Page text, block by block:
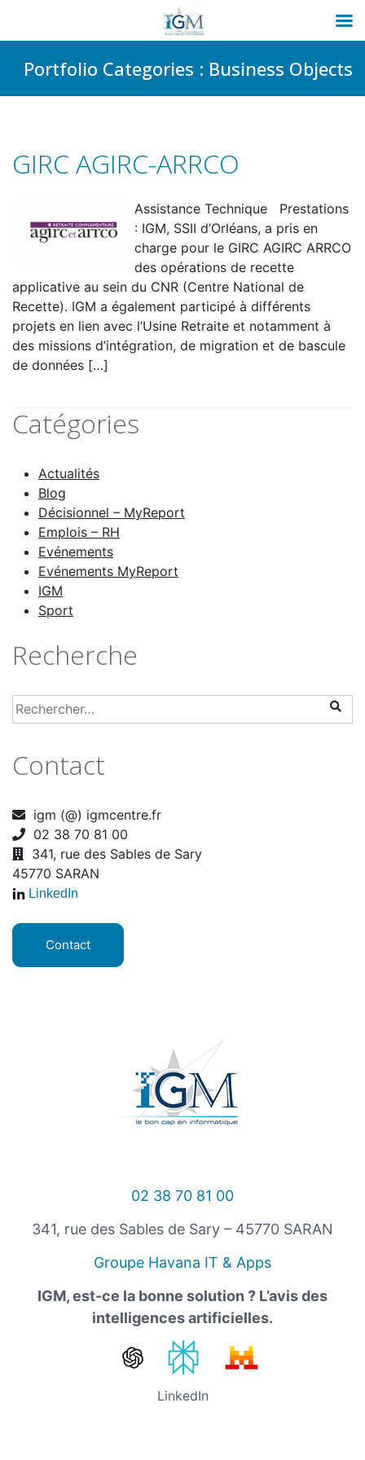
Portfolio Categories : Business Objects
GIRC AGIRC-ARRCO
Assistance Technique Prestations
: IGM, SSII d’Orléans, a pris en
charge pour le GIRC AGIRC ARRCO
des opérations de recette
applicative au sein du CNR (Centre National de
Recette). IGM a également participé à différents
projets en lien avec l’Usine Retraite et notamment à
des missions d’intégration, de migration et de bascule
de données […]
Catégories
Actualités
Blog
Décisionnel – MyReport
Emplois – RH
Evénements
Evénements MyReport
IGM
Sport
Recherche
Contact
igm (@) igmcentre.fr
02 38 70 81 00
341, rue des Sables de Sary
45770 SARAN
LinkedIn
Contact
02 38 70 81 00
341, rue des Sables de Sary – 45770 SARAN
Groupe Havana IT & Apps
IGM, est-ce la bonne solution ? L’avis des
intelligences artificielles.
LinkedIn